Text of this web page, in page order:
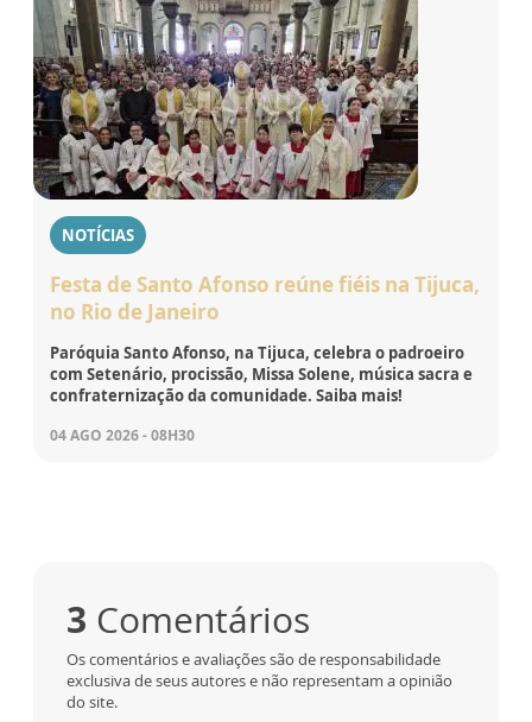
NOTÍCIAS
Festa de Santo Afonso reúne fiéis na Tijuca,
no Rio de Janeiro
Paróquia Santo Afonso, na Tijuca, celebra o padroeiro
com Setenário, procissão, Missa Solene, música sacra e
confraternização da comunidade. Saiba mais!
04 AGO 2026 - 08H30
3 Comentários
Os comentários e avaliações são de responsabilidade
exclusiva de seus autores e não representam a opinião
do site.